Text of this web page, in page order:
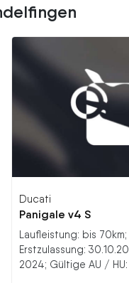
Ducati
Panigale v4 S
Laufleistung: bis 70km;
Erstzulassung:
2024; Gültige AU /